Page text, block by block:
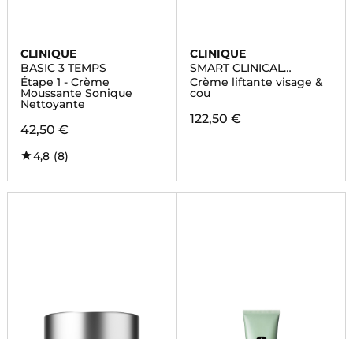
CLINIQUE
BASIC 3 TEMPS
Étape 1 - Crème
Moussante Sonique
Nettoyante
42,50 €
4,8 (8)
CLINIQUE
SMART CLINICAL
REPAIR™
Crème liftante visage &
cou
122,50 €